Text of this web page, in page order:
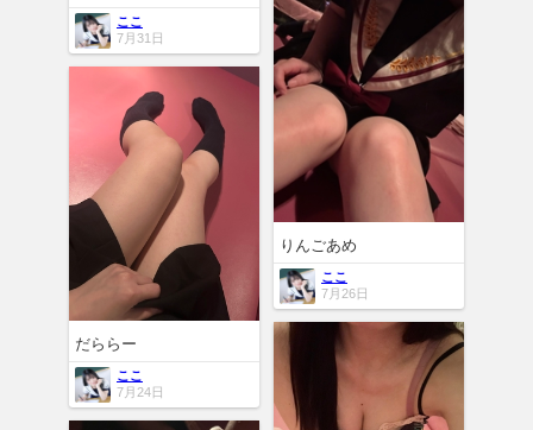
ここ
7月31日
りんごあめ
ここ
7月26日
だららー
ここ
7月24日